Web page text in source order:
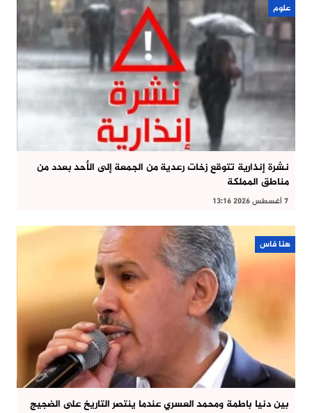
علوم
نشرة إنذارية تتوقع زخات رعدية من الجمعة إلى الأحد بعدد من
مناطق المملكة
7 أغسطس 2026 13:16
هنا فاس
بين دنيا باطمة ومحمد العسري عندما ينتصر التاريخ على الضجيج